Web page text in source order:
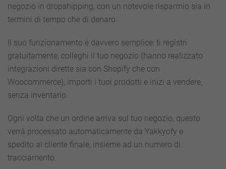
negozio in dropshipping, con un notevole risparmio sia in
termini di tempo che di denaro.
Il suo funzionamento è davvero semplice: ti registri
gratuitamente, colleghi il tuo negozio (hanno realizzato
integrazioni dirette sia con Shopify che con
Woocommerce), importi i tuoi prodotti e inizi a vendere,
senza inventario.
Ogni volta che un ordine arriva sul tuo negozio, questo
verrà processato automaticamente da Yakkyofy e
spedito al cliente finale, insieme ad un numero di
tracciamento.